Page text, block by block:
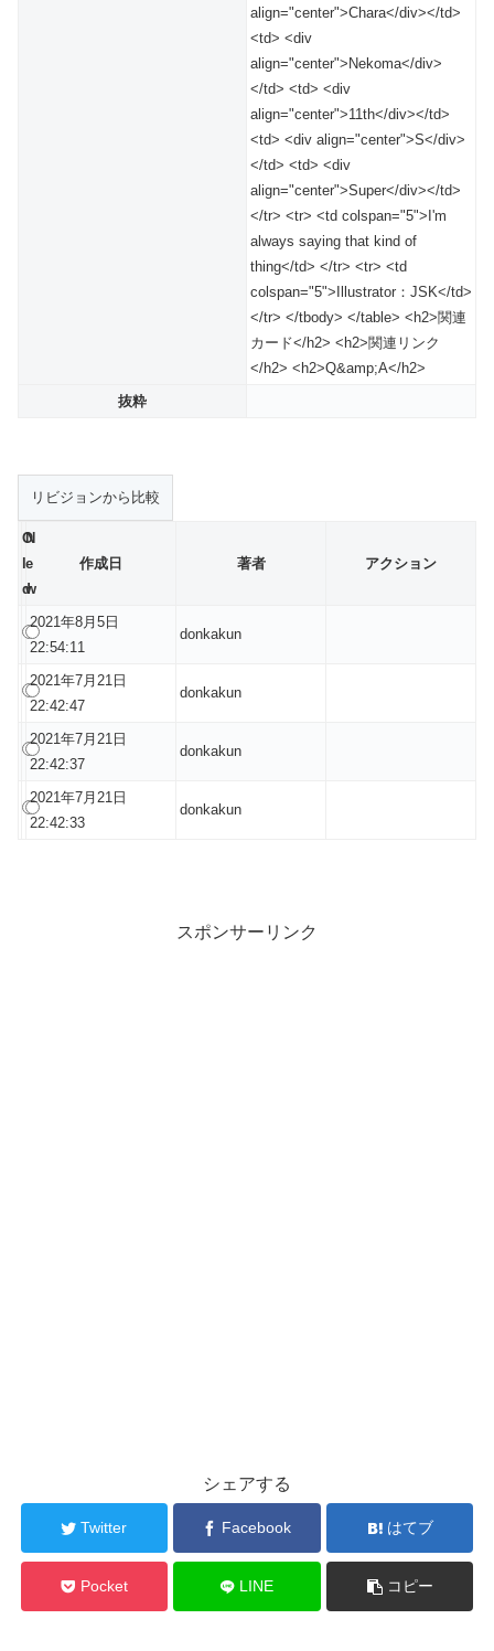
align="center">Chara</div></td>
<td> <div
align="center">Nekoma</div>
</td> <td> <div
align="center">11th</div></td>
<td> <div align="center">S</div>
</td> <td> <div
align="center">Super</div></td>
</tr> <tr> <td colspan="5">I'm
always saying that kind of
thing</td> </tr> <tr> <td
colspan="5">Illustrator：JSK</td>
</tr> </tbody> </table> <h2>関連
カード</h2> <h2>関連リンク
</h2> <h2>Q&amp;A</h2>
抜粋
O
l
d
N
e
w
作成日 著者 アクション
2021年8月5日
22:54:11
donkakun
2021年7月21日
22:42:47
donkakun
2021年7月21日
22:42:37
donkakun
2021年7月21日
22:42:33
donkakun
スポンサーリンク
シェアする
Twitter Facebook はてブ
Pocket LINE コピー